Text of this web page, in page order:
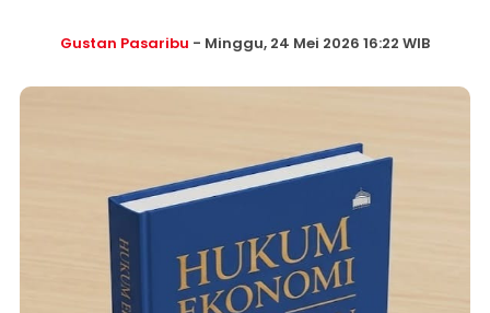
Gustan Pasaribu - Minggu, 24 Mei 2026 16:22 WIB